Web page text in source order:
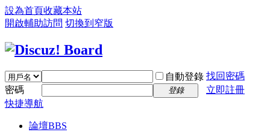
設為首頁收藏本站
開啟輔助訪問 切換到窄版
自動登錄 找回密碼
密碼
登錄
立即註冊
快捷導航
論壇BBS